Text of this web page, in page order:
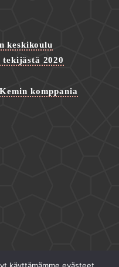
keskikoulu
tekijästä 2020
komppania